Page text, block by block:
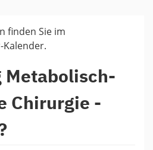
finden Sie im
Kalender.
Metabolisch-
Chirurgie -